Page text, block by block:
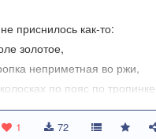
приснилось как-то:
золотое,
неприметная во ржи,
по пояс по тропинке
за другом, ты и я, бежим,
весело резвясь, и прямо через
1 72